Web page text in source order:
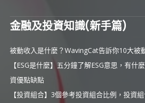
金融及投資知識(新手篇)
被動收入是什麼？WavingCat告訴你10大被
【ESG是什麼】五分鐘了解ESG意思，有什
資優點缺點
【投資組合】3個參考投資組合比例，投資